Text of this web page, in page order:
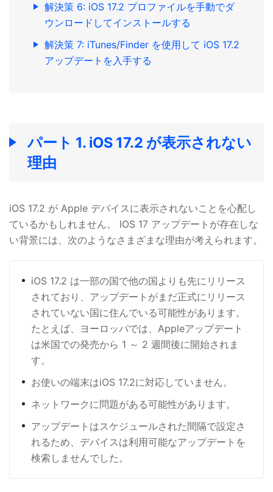
解決策 6: iOS 17.2 プロファイルを手動でダ
ウンロードしてインストールする
解決策 7: iTunes/Finder を使用して iOS 17.2
アップデートを入手する
パート 1. iOS 17.2 が表示されない
理由
iOS 17.2 が Apple デバイスに表示されないことを心配し
ているかもしれません。 IOS 17 アップデートが存在しな
い背景には、次のようなさまざまな理由が考えられます。
iOS 17.2 は一部の国で他の国よりも先にリリース
されており、アップデートがまだ正式にリリース
されていない国に住んでいる可能性があります。
たとえば、ヨーロッパでは、Appleアップデート
は米国での発売から 1 ～ 2 週間後に開始されま
す。
お使いの端末はiOS 17.2に対応していません。
ネットワークに問題がある可能性があります。
アップデートはスケジュールされた間隔で設定さ
れるため、デバイスは利用可能なアップデートを
検索しませんでした。